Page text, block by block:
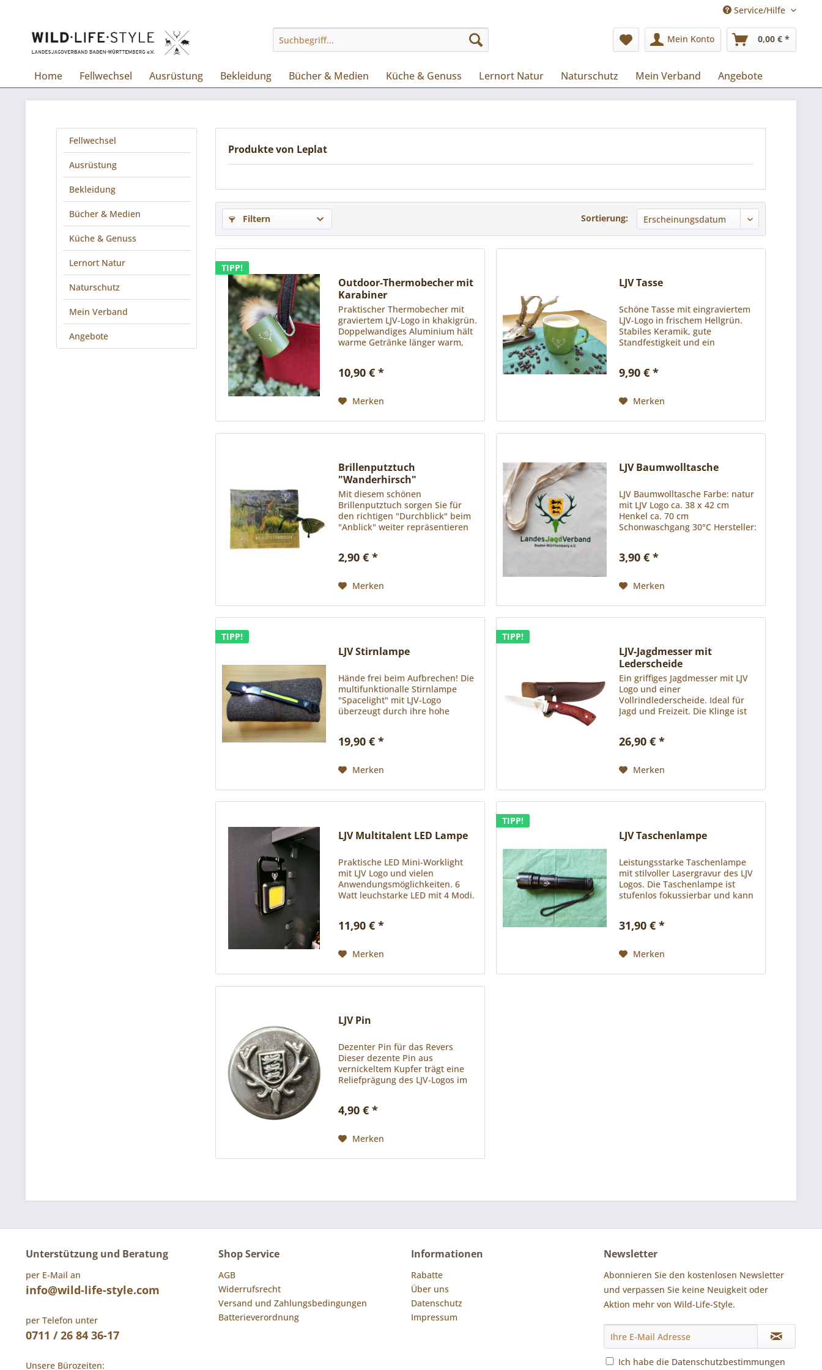
Service/Hilfe
Mein Konto 0,00 € *
Home Fellwechsel Ausrüstung Bekleidung Bücher & Medien Küche & Genuss Lernort Natur Naturschutz Mein Verband Angebote
Fellwechsel
Ausrüstung
Bekleidung
Bücher & Medien
Küche & Genuss
Lernort Natur
Naturschutz
Mein Verband
Angebote
Produkte von Leplat
Filtern Sortierung:
TIPP!
Outdoor-Thermobecher mit
Karabiner
Praktischer Thermobecher mit
graviertem LJV-Logo in khakigrün.
Doppelwandiges Aluminium hält
warme Getränke länger warm,
gleichzeitig als Henkel dient, lässt
10,90 € *
Merken
LJV Tasse
Schöne Tasse mit eingraviertem
LJV-Logo in frischem Hellgrün.
Stabiles Keramik, gute
Standfestigkeit und ein
dem praktischen Format passt
9,90 € *
Merken
Brillenputztuch
"Wanderhirsch"
Mit diesem schönen
Brillenputztuch sorgen Sie für
den richtigen "Durchblick" beim
"Anblick" weiter repräsentieren
Württemberg: #WANDERHIRSCH -
ZUKUNFT...
2,90 € *
Merken
LJV Baumwolltasche
LJV Baumwolltasche Farbe: natur
mit LJV Logo ca. 38 x 42 cm
Henkel ca. 70 cm
Schonwaschgang 30°C Hersteller:
Deutschland info@wild-life-
3,90 € *
Merken
TIPP!
LJV Stirnlampe
Hände frei beim Aufbrechen! Die
multifunktionalle Stirnlampe
"Spacelight" mit LJV-Logo
überzeugt durch ihre hohe
Fünf verschiedene LED-
mit 350 LM...
19,90 € *
Merken
TIPP!
LJV-Jagdmesser mit
Lederscheide
Ein griffiges Jagdmesser mit LJV
Logo und einer
Vollrindlederscheide. Ideal für
Jagd und Freizeit. Die Klinge ist
Für das Griffstück wurden
Edelstahlbacken...
26,90 € *
Merken
LJV Multitalent LED Lampe
Praktische LED Mini-Worklight
mit LJV Logo und vielen
Anwendungsmöglichkeiten. 6
Watt leuchstarke LED mit 4 Modi.
an der Rückseite kann das Mini-
11,90 € *
Merken
TIPP!
LJV Taschenlampe
Leistungsstarke Taschenlampe
mit stilvoller Lasergravur des LJV
Logos. Die Taschenlampe ist
stufenlos fokussierbar und kann
umfasst 1.200 mAh und kann
31,90 € *
Merken
LJV Pin
Dezenter Pin für das Revers
Dieser dezente Pin aus
vernickeltem Kupfer trägt eine
Reliefprägung des LJV-Logos im
Anbringung am Textil. Hersteller:
4,90 € *
Merken
Unterstützung und Beratung
per E-Mail an
info@wild-life-style.com
per Telefon unter
0711 / 26 84 36-17
Unsere Bürozeiten:
Shop Service
AGB
Widerrufsrecht
Versand und Zahlungsbedingungen
Batterieverordnung
Informationen
Rabatte
Über uns
Datenschutz
Impressum
Newsletter
Abonnieren Sie den kostenlosen Newsletter
und verpassen Sie keine Neuigkeit oder
Aktion mehr von Wild-Life-Style.
Ich habe die Datenschutzbestimmungen